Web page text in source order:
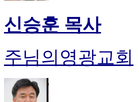
신승훈 목사
주님의영광교회